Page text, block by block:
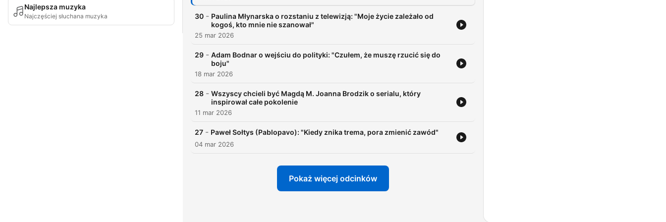
Najlepsza muzyka
Najczęściej słuchana muzyka 30 - Paulina Młynarska o rozstaniu z telewizją: "Moje życie zależało od
kogoś, kto mnie nie szanował"
25 mar 2026
29 - Adam Bodnar o wejściu do polityki: "Czułem, że muszę rzucić się do
boju"
18 mar 2026
28 - Wszyscy chcieli być Magdą M. Joanna Brodzik o serialu, który
inspirował całe pokolenie
11 mar 2026
27 - Paweł Sołtys (Pablopavo): "Kiedy znika trema, pora zmienić zawód"
04 mar 2026
Pokaż więcej odcinków